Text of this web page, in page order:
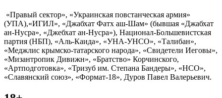
«Правый сектор», «Украинская повстанческая армия»
(УПА),«ИГИЛ», «Джабхат Фатх аш-Шам» (бывшая «Джабхат
ан-Нусра», «Джебхат ан-Нусра»), Национал-Большевистская
партия (НБП), «Аль-Каида», «УНА-УНСО», «Талибан»,
«Меджлис крымско-татарского народа», «Свидетели Иеговы»,
«Мизантропик Дивижн», «Братство» Корчинского,
«Артподготовка», «Тризуб им. Степана Бандеры», «НСО»,
«Славянский союз», «Формат-18», Дуров Павел Валерьевич.